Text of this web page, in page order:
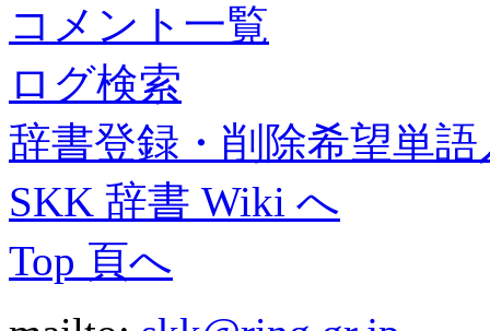
コメント一覧
ログ検索
辞書登録・削除希望単
SKK 辞書 Wiki へ
Top 頁へ